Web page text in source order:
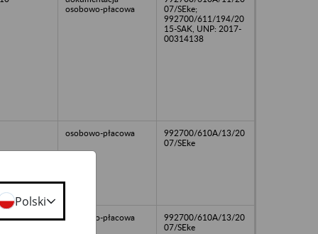
osobowo-płacowa
07/SEke;
992700/611/194/20
15-SAK, UNP: 2017-
00314138
osobowo-płacowa
992700/610A/13/20
07/SEke
osobowo-płacowa
992700/610A/13/20
07/SEke
Polski